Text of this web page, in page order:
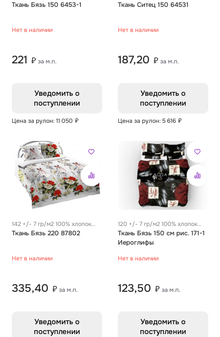
0.29 м
Ткань Бязь 150 6453-1
Нет в наличии
221 ₽ за м.п.
Уведомить о
поступлении
Цена за рулон: 11 050 ₽
0.28 м
Ткань Ситец 150 64531
Нет в наличии
187,20 ₽ за м.п.
Уведомить о
поступлении
Цена за рулон: 5 616 ₽
142 +/- 7 гр/м2 100% хлопок
0.29 м
Ткань Бязь 220 87802
Нет в наличии
335,40 ₽ за м.п.
Уведомить о
поступлении
120 +/- 7 гр/м2 100% хлопок
0.28 м
Ткань Бязь 150 см рис. 171-1
Иероглифы
Нет в наличии
123,50 ₽ за м.п.
Уведомить о
поступлении